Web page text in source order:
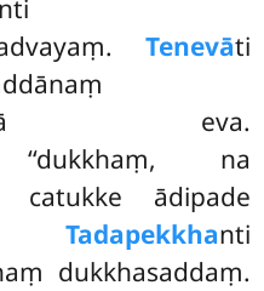
nti
Tenevāti
eva.
na
catukke ādipade
Tadapekkhanti
dukkhasaddaṃ.